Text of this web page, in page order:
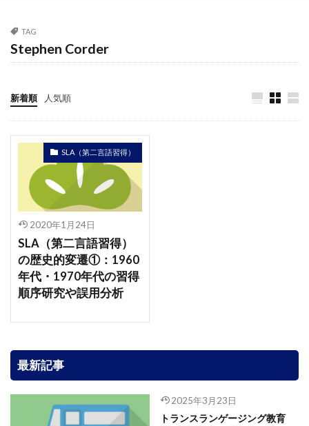
TAG
Stephen Corder
新着順 人気順
SLA（第二言語習得）
2020年1月24日
SLA（第二言語習得）
の歴史的変遷①：1960
年代・1970年代の習得
順序研究や誤用分析
最新記事
2025年3月23日
トランスランゲージング教育